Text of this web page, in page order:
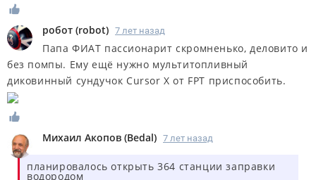
робот (robot) 7 лет назад
Папа ФИАТ пассионарит скромненько, деловито и
без помпы. Ему ещё нужно мультитопливный
диковинный сундучок Cursor X от FPT приспособить.
Михаил Акопов (Bedal) 7 лет назад
планировалось открыть 364 станции заправки
водородом